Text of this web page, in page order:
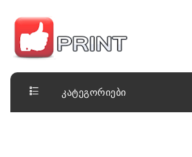
Skip to content
ლაიქ ფრინთ
კატეგორიები